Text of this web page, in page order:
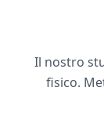
Il nostro
fisico.